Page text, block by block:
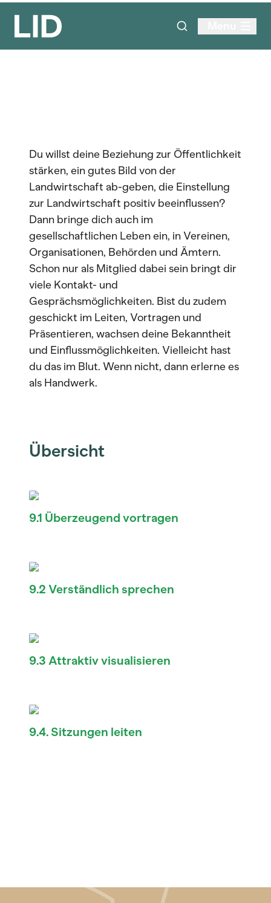
Du willst deine Beziehung zur Öffentlichkeit
stärken, ein gutes Bild von der
Landwirtschaft ab-geben, die Einstellung
zur Landwirtschaft positiv beeinflussen?
Dann bringe dich auch im
gesellschaftlichen Leben ein, in Vereinen,
Organisationen, Behörden und Ämtern.
Schon nur als Mitglied dabei sein bringt dir
viele Kontakt- und
Gesprächsmöglichkeiten. Bist du zudem
geschickt im Leiten, Vortragen und
Präsentieren, wachsen deine Bekanntheit
und Einflussmöglichkeiten. Vielleicht hast
du das im Blut. Wenn nicht, dann erlerne es
als Handwerk.
Übersicht
9.1 Überzeugend vortragen
9.2 Verständlich sprechen
9.3 Attraktiv visualisieren
9.4. Sitzungen leiten